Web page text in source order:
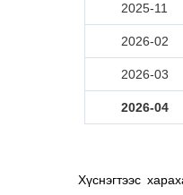
2025-11
2026-02
2026-03
2026-04
Хүснэгтээс